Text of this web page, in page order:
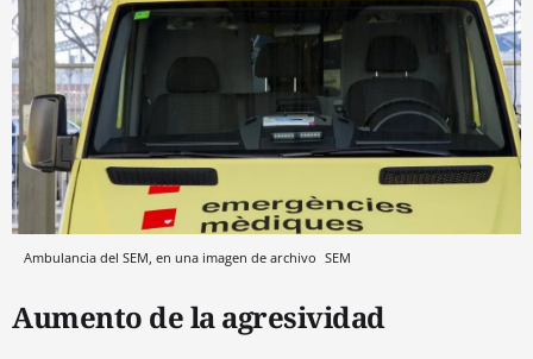
Ambulancia del SEM, en una imagen de archivo SEM
Aumento de la agresividad